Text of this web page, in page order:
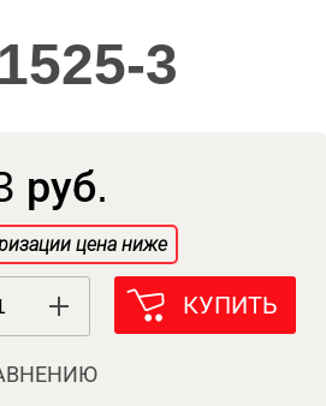
3
руб.
цена ниже
КУПИТЬ